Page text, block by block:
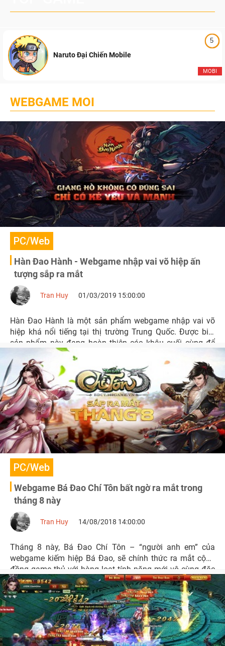
5
MOBI
Naruto Đại Chiến Mobile
WEBGAME MOI
PC/Web
Hàn Đao Hành - Webgame nhập vai võ hiệp ấn
tượng sắp ra mắt
Tran Huy 01/03/2019 15:00:00
Hàn Đao Hành là một sản phẩm webgame nhập vai võ
hiệp khá nổi tiếng tại thị trường Trung Quốc. Được biết
sản phẩm này đang hoàn thiện các khâu cuối cùng để
chuẩn bị ra mắt game thủ Việt trong tháng 3.
PC/Web
Webgame Bá Đao Chí Tôn bất ngờ ra mắt trong
tháng 8 này
Tran Huy 14/08/2018 14:00:00
Tháng 8 này, Bá Đao Chí Tôn – “người anh em” của
webgame kiếm hiệp Bá Đao, sẽ chính thức ra mắt cộng
đồng game thủ với hàng loạt tính năng mới vô cùng đặc
sắc.